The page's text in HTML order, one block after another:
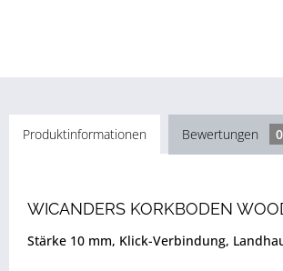
Produktinformationen Bewertungen 0
WICANDERS KORKBODEN
Stärke 10 mm, Klick-Verbindung,